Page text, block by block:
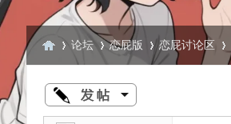
臭»
论坛
›
恋屁版
›
恋屁讨论区
›